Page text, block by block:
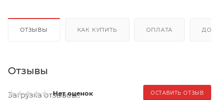
ОТЗЫВЫ КАК КУПИТЬ ОПЛАТА
Отзывы
Нет оценок ОСТАВИТЬ ОТЗЫВ
Загрузка отзывов...